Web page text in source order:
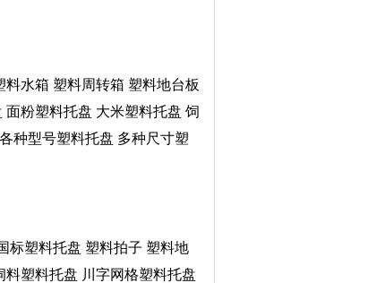
水箱 塑料周转箱 塑料地台板
粉塑料托盘 大米塑料托盘 饲
种型号塑料托盘 多种尺寸塑
标塑料托盘 塑料拍子 塑料地
塑料托盘 川字网格塑料托盘